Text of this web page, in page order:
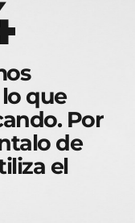
que
Por
de
el